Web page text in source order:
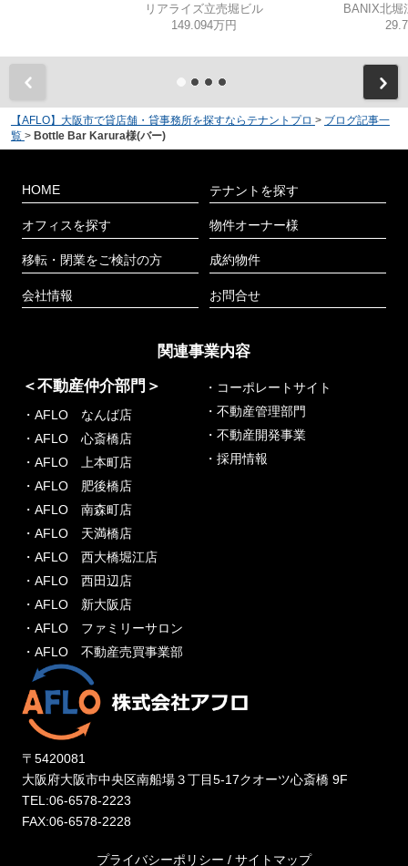
リアライズ立売堀ビル
149.094万円
BANIX北堀
【AFLO】大阪市で貸店舗・貸事務所を探すならテナントプロ > ブログ記事一
覧 > Bottle Bar Karura様(バー)
HOME
オフィスを探す
移転・閉業をご検討の方
会社情報
テナントを探す
物件オーナー様
成約物件
お問合せ
関連事業内容
＜不動産仲介部門＞
・AFLO なんば店
・AFLO 心斎橋店
・AFLO 上本町店
・AFLO 肥後橋店
・AFLO 南森町店
・AFLO 天満橋店
・AFLO 西大橋堀江店
・AFLO 西田辺店
・AFLO 新大阪店
・AFLO ファミリーサロン
・AFLO 不動産売買事業部
・コーポレートサイト
・不動産管理部門
・不動産開発事業
・採用情報
〒5420081
大阪府大阪市中央区南船場３丁目5-17クオーツ心斎橋 9F
TEL:06-6578-2223
FAX:06-6578-2228
プライバシーポリシー / サイトマップ